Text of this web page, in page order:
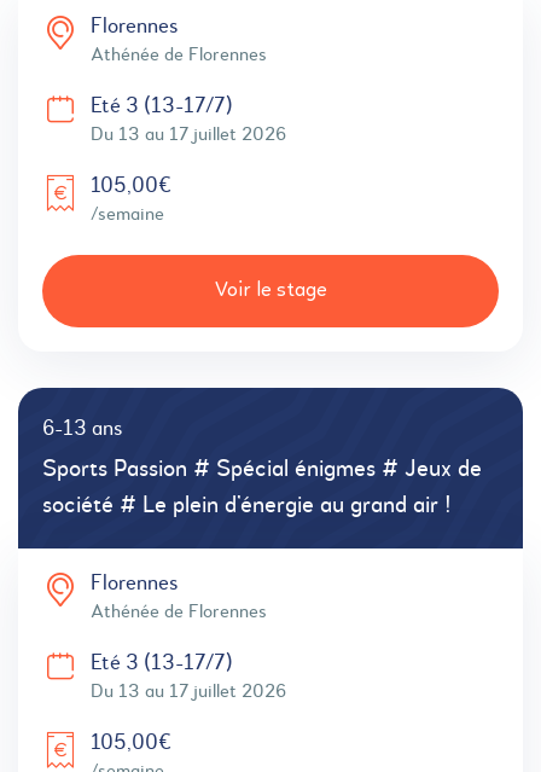
Florennes
Athénée de Florennes
Eté 3 (13-17/7)
Du 13 au 17 juillet 2026
105,00€
/semaine
Voir le stage
6-13 ans
Sports Passion # Spécial énigmes # Jeux de
société # Le plein d’énergie au grand air !
Florennes
Athénée de Florennes
Eté 3 (13-17/7)
Du 13 au 17 juillet 2026
105,00€